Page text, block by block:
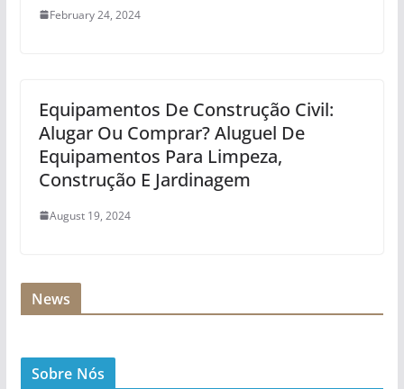
February 24, 2024
Equipamentos De Construção Civil:
Alugar Ou Comprar? Aluguel De
Equipamentos Para Limpeza,
Construção E Jardinagem
August 19, 2024
News
Sobre Nós